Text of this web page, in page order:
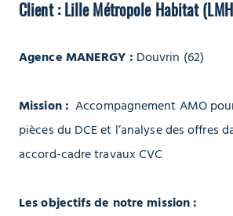
Client : Lille Métropole Habitat
Agence MANERGY : Douvrin (62)
Mission : Accompagnement AMO
pièces du DCE et l’analyse des offres
accord-cadre travaux CVC
Les objectifs de notre mission :